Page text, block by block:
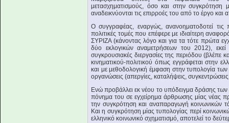
μετασχηματισμούς, όσο και στην συγκρότηση
αναδεικνύονται τις επιρροές του από το έργο
Ο συγγραφέας, εναργώς, ανανοηματοδοτεί τις
πολιτικές τομές που επέφερε με ιδιαίτερη
ΣΥΡΙΖΑ (κάνοντας λόγο και για τα τότε πρώτα
δύο εκλογικών αναμετρήσεων του 2012), εκεί
συγκρουσιακές διεργασίες της περιόδου (βλέπε
κινηματικού-πολιτικού όπως εγγράφεται στην
και με μεθοδολογική έμφαση στην τυπολογία
οργανώσεις (απεργίες, καταλήψεις,
Ενώ προβάλλει εκ νέου το υπόδειγμα δράσης των
πόνημα του σε εγχείρημα άρθρωσης μίας νέας
την συγκρότηση και αναπαραγωγή κοινωνικών
Και η συγκρότηση μίας τυπολογίας περί
ελληνικό κοινωνικό σχηματισμό, αποτελεί το